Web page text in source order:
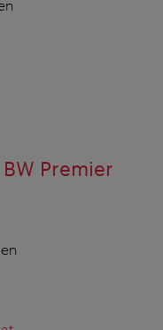
Premier